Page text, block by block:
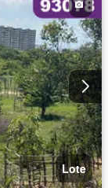
Lote